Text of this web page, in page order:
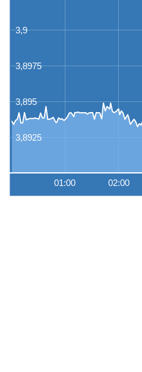
01:00 02:00
3,8925
3,895
3,8975
3,9